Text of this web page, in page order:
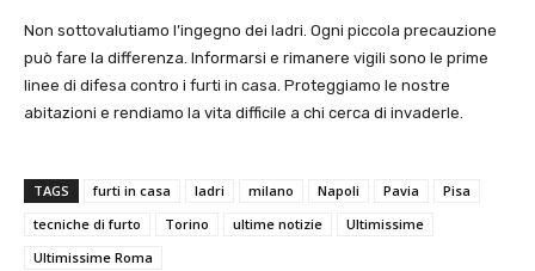
Non sottovalutiamo l’ingegno dei ladri. Ogni piccola precauzione
può fare la differenza. Informarsi e rimanere vigili sono le prime
linee di difesa contro i furti in casa. Proteggiamo le nostre
abitazioni e rendiamo la vita difficile a chi cerca di invaderle.
TAGS furti in casa ladri milano Napoli Pavia
Pisa
tecniche di furto
Torino ultime notizie
Ultimissime
Ultimissime Roma